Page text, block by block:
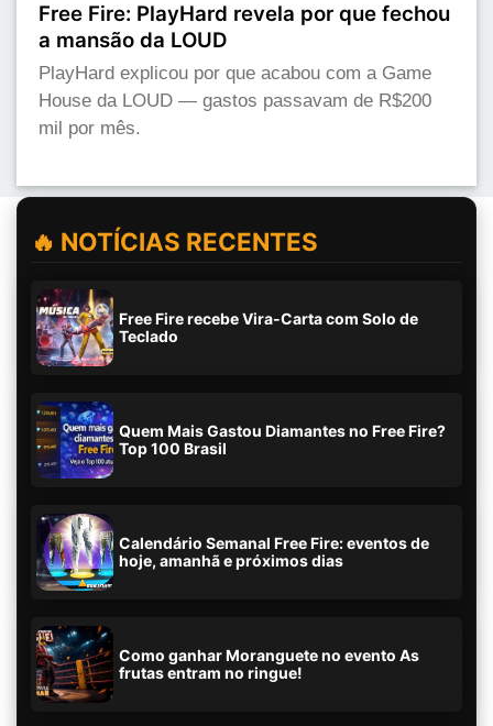
Free Fire: PlayHard revela por que fechou
a mansão da LOUD
PlayHard explicou por que acabou com a Game
House da LOUD — gastos passavam de R$200
mil por mês.
🔥 NOTÍCIAS RECENTES
Free Fire recebe Vira-Carta com Solo de
Teclado
Quem Mais Gastou Diamantes no Free Fire?
Top 100 Brasil
Calendário Semanal Free Fire: eventos de
hoje, amanhã e próximos dias
Como ganhar Moranguete no evento As
frutas entram no ringue!